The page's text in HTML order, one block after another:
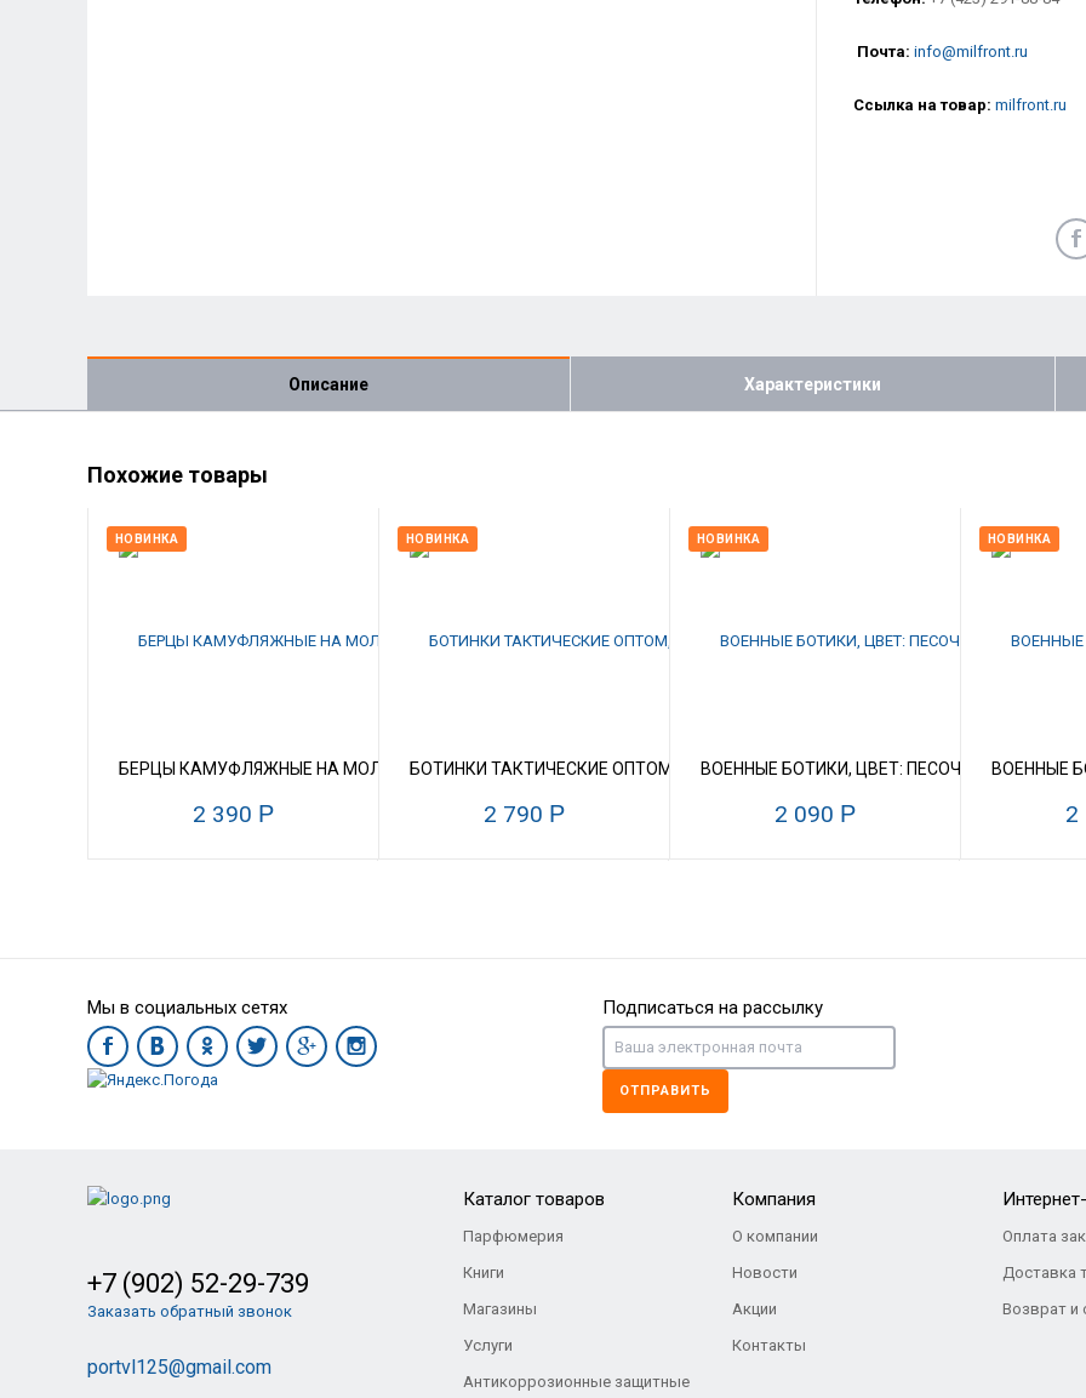
Почта: info@milfront.ru
Ссылка на товар: milfront.ru
Описание Характеристики
Похожие товары
НОВИНКА
БЕРЦЫ КАМУФЛЯЖНЫЕ НА МОЛНИИ, ОПТОМ, КОРДУРА, КОЖА, КАУЧУК, РАЗМЕР 39-45
2 390 Р
НОВИНКА
БОТИНКИ ТАКТИЧЕСКИЕ ОПТОМ, РЕПЛИКА LOWA, ЦВЕТ: ОЛИВА, КОЖА/КОРДУРА/
2 790 Р
НОВИНКА
ВОЕННЫЕ БОТИКИ, ЦВЕТ: ПЕСОЧНЫЙ,
2 090 Р
НОВИНКА
ВОЕННЫЕ
2
ВОЕННЫЕ БОТИНКИ, ЦВЕТ: ЧЕРНЫЙ, КОЖА/КОРДУРА/КАУЧУК/EVA, РАЗМЕР 39-45 ОПТОМ
ВОЕННЫЕ КРОССОВКИ, ЦВЕТ: ОЛИВА, КОЖА/КАУЧУК/EVA, РАЗМЕР 39-45 ОПТОМ
ВОЕННЫЕ КРОССОВКИ, ЦВЕТ: ПЕСОЧНЫЕ,
Мы в социальных сетях Подписаться на рассылку
ОТПРАВИТЬ
+7 (902) 52-29-739
Заказать обратный звонок
portvl125@gmail.com
Каталог товаров
Парфюмерия
Книги
Магазины
Услуги
Антикоррозионные защитные
Компания
О компании
Новости
Акции
Контакты
Оплата
Доставка
Возврат и